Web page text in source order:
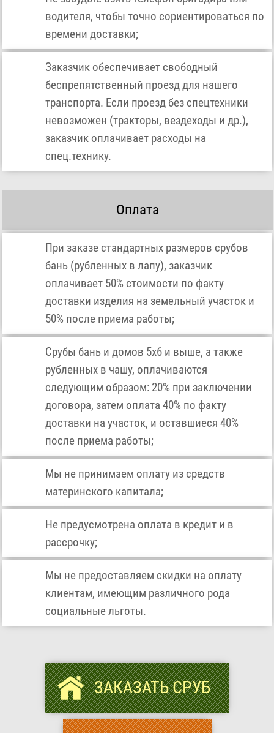
водителя, чтобы точно сориентироваться по
времени доставки;
Заказчик обеспечивает свободный
беспрепятственный проезд для нашего
транспорта. Если проезд без спецтехники
невозможен (тракторы, вездеходы и др.),
заказчик оплачивает расходы на
спец.технику.
Оплата
При заказе стандартных размеров срубов
бань (рубленных в лапу), заказчик
оплачивает 50% стоимости по факту
доставки изделия на земельный участок и
50% после приема работы;
Срубы бань и домов 5х6 и выше, а также
рубленных в чашу, оплачиваются
следующим образом: 20% при заключении
договора, затем оплата 40% по факту
доставки на участок, и оставшиеся 40%
после приема работы;
Мы не принимаем оплату из средств
материнского капитала;
Не предусмотрена оплата в кредит и в
рассрочку;
Мы не предоставляем скидки на оплату
клиентам, имеющим различного рода
социальные льготы.
ЗАКАЗАТЬ СРУБ